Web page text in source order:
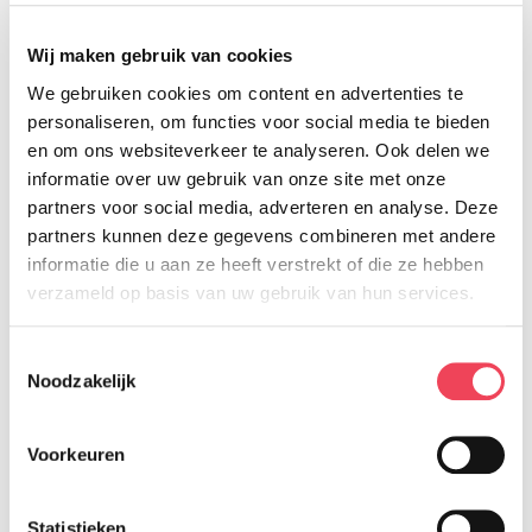
Wij maken gebruik van cookies
We gebruiken cookies om content en advertenties te
personaliseren, om functies voor social media te bieden
en om ons websiteverkeer te analyseren. Ook delen we
informatie over uw gebruik van onze site met onze
partners voor social media, adverteren en analyse. Deze
partners kunnen deze gegevens combineren met andere
informatie die u aan ze heeft verstrekt of die ze hebben
verzameld op basis van uw gebruik van hun services.
Noodzakelijk
Voorkeuren